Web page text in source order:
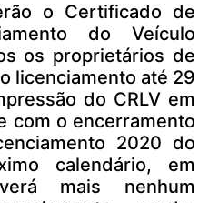
o Certificado de
do Veículo
os proprietários de
licenciamento até 29
do CRLV em
com o encerramento
2020 do
calendário, em
mais nenhum